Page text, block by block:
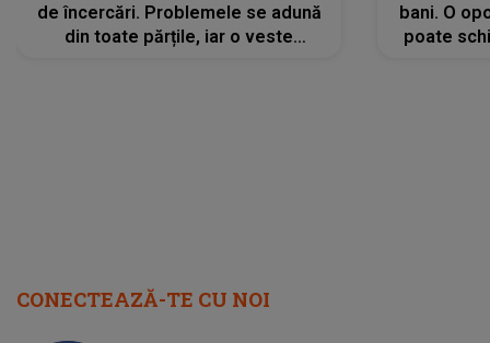
de încercări. Problemele se adună
din toate părțile, iar o veste
bani. O
poate
CONECTEAZĂ-TE CU NOI